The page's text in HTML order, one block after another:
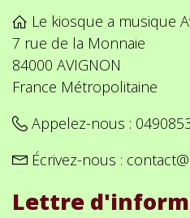
Le kiosque a musique
7 rue de la Monnaie
84000 AVIGNON
France Métropolitaine
Appelez-nous :
Écrivez-nous :
Lettre